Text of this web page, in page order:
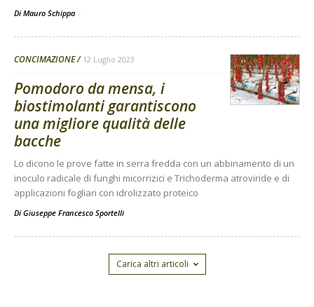
Di Mauro Schippa -
CONCIMAZIONE 12 Luglio 2023
Pomodoro da mensa, i
biostimolanti garantiscono
una migliore qualità delle
bacche
Lo dicono le prove fatte in serra fredda con un abbinamento di un
inoculo radicale di funghi micorrizici e Trichoderma atroviride e di
applicazioni fogliari con idrolizzato proteico
Di Giuseppe Francesco Sportelli
Carica altri articoli